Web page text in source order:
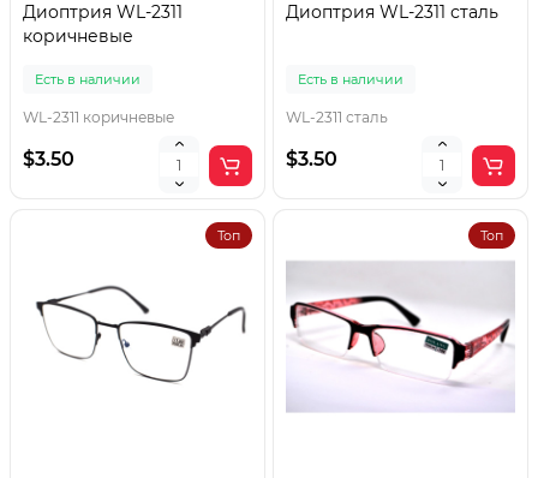
Диоптрия WL-2311
коричневые
Есть в наличии
WL-2311 коричневые
$3.50
Диоптрия WL-2311 сталь
Есть в наличии
WL-2311 сталь
$3.50
Топ Топ